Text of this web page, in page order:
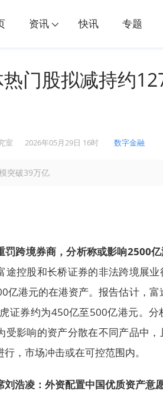
资讯 快讯 专题
门股拟减持约
室 2026年05月29日 16时 数字金融
突破39万亿
罚跨境券商，分析称或影响2500亿
途控股和长桥证券的非法跨境展
亿港元的在港资产。报告估计，
证券约为450亿至500亿港元。
受影响的资产分散在不同产品中
，市场冲击或在可控范围内。
刘浩凌：外资配置中国优质资产意